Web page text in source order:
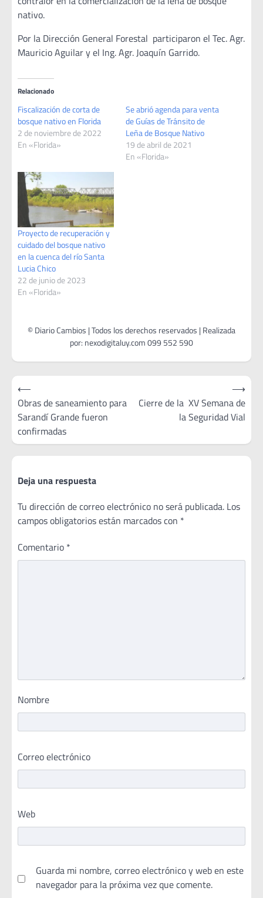
nativo.
Por la Dirección General Forestal participaron el Tec. Agr.
Mauricio Aguilar y el Ing. Agr. Joaquín Garrido.
Relacionado
Fiscalización de corta de
bosque nativo en Florida
2 de noviembre de 2022
En «Florida»
Se abrió agenda para venta
de Guías de Tránsito de
Leña de Bosque Nativo
19 de abril de 2021
En «Florida»
Proyecto de recuperación y
cuidado del bosque nativo
en la cuenca del río Santa
Lucia Chico
22 de junio de 2023
En «Florida»
Navegación
de
entradas
⟵
Obras de saneamiento para
Sarandí Grande fueron
confirmadas
Cierre de la XV Semana de
la Seguridad Vial
⟶
Deja una respuesta
Tu dirección de correo electrónico no será publicada. Los
campos obligatorios están marcados con *
Comentario *
Nombre
Correo electrónico
Web
Guarda mi nombre, correo electrónico y web en este
navegador para la próxima vez que comente.